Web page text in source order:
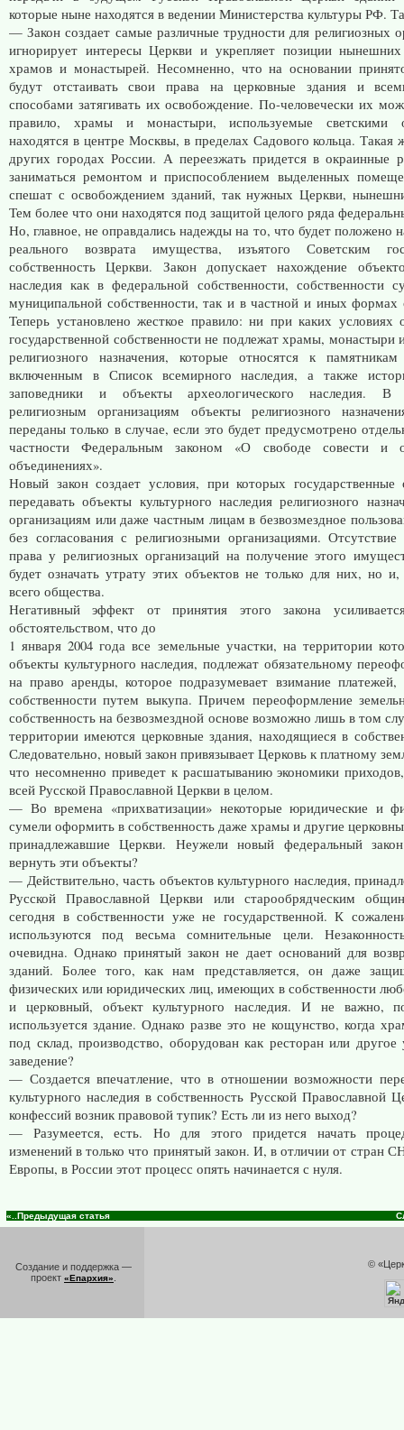
которые ныне находятся в ведении Министерства культуры РФ.
— Закон создает самые различные трудности для религиозных
игнорирует интересы Церкви и укрепляет позиции нынешних
храмов и монастырей. Несомненно, что на основании
будут отстаивать свои права на церковные здания и
способами затягивать их освобождение. По-человечески их
правило, храмы и монастыри, используемые светскими
находятся в центре Москвы, в пределах Садового кольца. Такая
других городах России. А переезжать придется в окраинные
заниматься ремонтом и приспособлением выделенных
спешат с освобождением зданий, так нужных Церкви,
Тем более что они находятся под защитой целого ряда
Но, главное, не оправдались надежды на то, что будет положено
реального возврата имущества, изъятого Советским
собственность Церкви. Закон допускает нахождение
наследия как в федеральной собственности, собственности
муниципальной собственности, так и в частной и иных формах
Теперь установлено жесткое правило: ни при каких условиях
государственной собственности не подлежат храмы, монастыри
религиозного назначения, которые относятся к
включенным в Список всемирного наследия, а также
заповедники и объекты археологического наследия. В
религиозным организациям объекты религиозного
переданы только в случае, если это будет предусмотрено
частности Федеральным законом «О свободе совести и
объединениях».
Новый закон создает условия, при которых государственные
передавать объекты культурного наследия религиозного
организациям или даже частным лицам в безвозмездное
без согласования с религиозными организациями. Отсутствие
права у религиозных организаций на получение этого
будет означать утрату этих объектов не только для них, но
всего общества.
Негативный эффект от принятия этого закона
обстоятельством, что до
1 января 2004 года все земельные участки, на территории
объекты культурного наследия, подлежат обязательному
на право аренды, которое подразумевает взимание
собственности путем выкупа. Причем переоформление
собственность на безвозмездной основе возможно лишь в том
территории имеются церковные здания, находящиеся в
Следовательно, новый закон привязывает Церковь к платному
что несомненно приведет к расшатыванию экономики
всей Русской Православной Церкви в целом.
— Во времена «прихватизации» некоторые юридические и
сумели оформить в собственность даже храмы и другие
принадлежавшие Церкви. Неужели новый федеральный
вернуть эти объекты?
— Действительно, часть объектов культурного наследия,
Русской Православной Церкви или старообрядческим
сегодня в собственности уже не государственной. К
используются под весьма сомнительные цели.
очевидна. Однако принятый закон не дает оснований для
зданий. Более того, как нам представляется, он даже
физических или юридических лиц, имеющих в собственности
и церковный, объект культурного наследия. И не важно,
используется здание. Однако разве это не кощунство, когда
под склад, производство, оборудован как ресторан или другое
заведение?
— Создается впечатление, что в отношении возможности
культурного наследия в собственность Русской Православной
конфессий возник правовой тупик? Есть ли из него выход?
— Разумеется, есть. Но для этого придется начать
изменений в только что принятый закон. И, в отличии от стран
Европы, в России этот процесс опять начинается с нуля.
«..Предыдущая статья
Создание и поддержка —
проект «Епархия»
©